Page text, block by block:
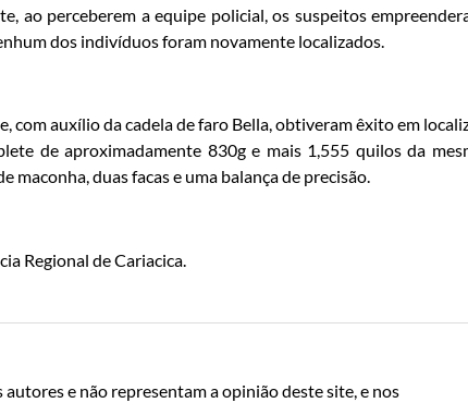
ao perceberem a equipe policial, os suspeitos
dos indivíduos foram novamente localizados.
com auxílio da cadela de faro Bella, obtiveram êxito em
de aproximadamente 830g e mais 1,555 quilos da
maconha, duas facas e uma balança de precisão.
Regional de Cariacica.
e não representam a opinião deste site, e nos